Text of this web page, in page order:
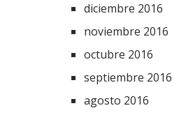
diciembre 2016
noviembre 2016
octubre 2016
septiembre 2016
agosto 2016